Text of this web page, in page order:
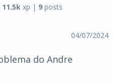
11.5kxp | 9posts
04/07/2024
do Andre